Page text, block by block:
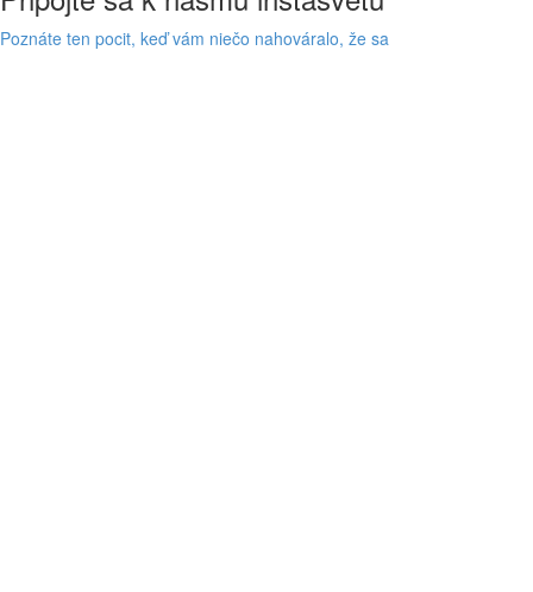
Poznáte ten pocit, keď vám niečo nahováralo, že sa